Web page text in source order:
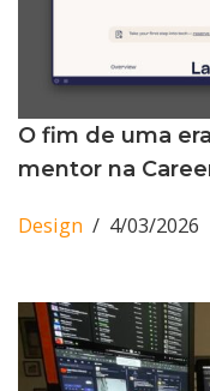
O fim de uma
mentor na
Design 4/03/2026